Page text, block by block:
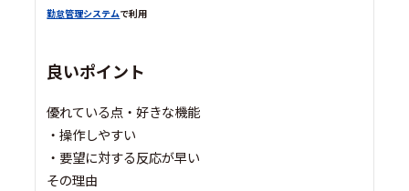
勤怠管理システムで利用
良いポイント
優れている点・好きな機能
・操作しやすい
・要望に対する反応が早い
その理由